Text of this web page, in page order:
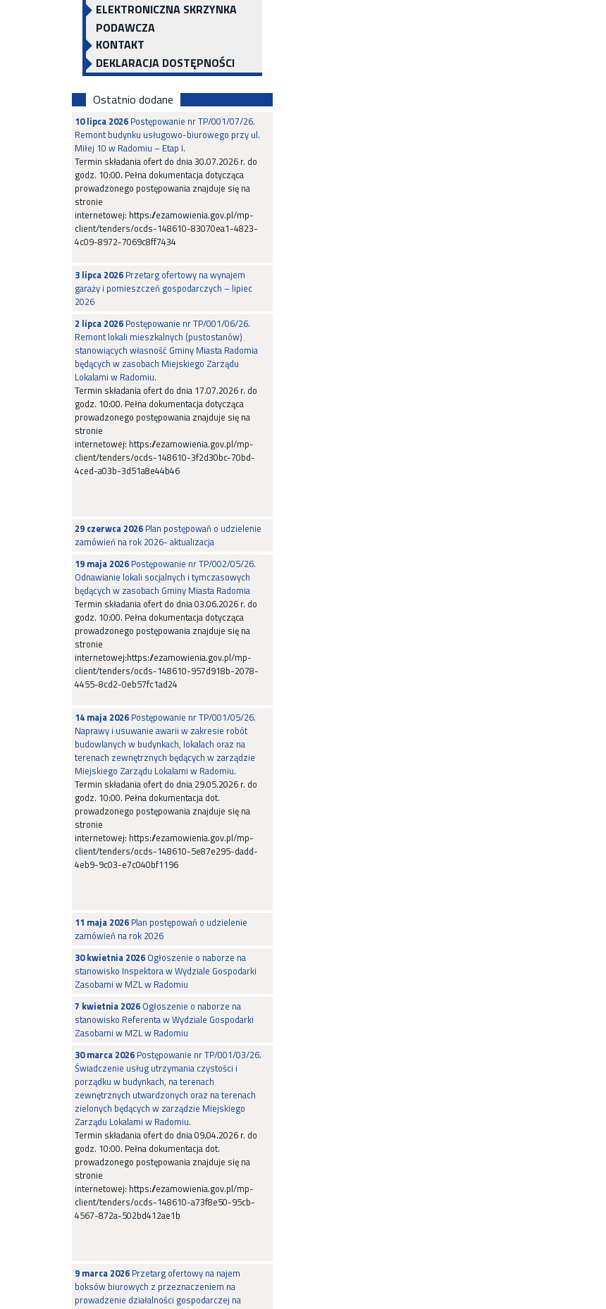
ELEKTRONICZNA SKRZYNKA
PODAWCZA
KONTAKT
DEKLARACJA DOSTĘPNOŚCI
Ostatnio dodane
10 lipca 2026 Postępowanie nr TP/001/07/26.
Remont budynku usługowo-biurowego przy ul.
Miłej 10 w Radomiu – Etap I.
Termin składania ofert do dnia 30.07.2026 r. do
godz. 10:00. Pełna dokumentacja dotycząca
prowadzonego postępowania znajduje się na
stronie
internetowej: https://ezamowienia.gov.pl/mp-
client/tenders/ocds-148610-83070ea1-4823-
4c09-8972-7069c8ff7434
3 lipca 2026 Przetarg ofertowy na wynajem
garaży i pomieszczeń gospodarczych – lipiec
2026
2 lipca 2026 Postępowanie nr TP/001/06/26.
Remont lokali mieszkalnych (pustostanów)
stanowiących własność Gminy Miasta Radomia
będących w zasobach Miejskiego Zarządu
Lokalami w Radomiu.
Termin składania ofert do dnia 17.07.2026 r. do
godz. 10:00. Pełna dokumentacja dotycząca
prowadzonego postępowania znajduje się na
stronie
internetowej: https://ezamowienia.gov.pl/mp-
client/tenders/ocds-148610-3f2d30bc-70bd-
4ced-a03b-3d51a8e44b46
29 czerwca 2026 Plan postępowań o udzielenie
zamówień na rok 2026- aktualizacja
19 maja 2026 Postępowanie nr TP/002/05/26.
Odnawianie lokali socjalnych i tymczasowych
będących w zasobach Gminy Miasta Radomia
Termin składania ofert do dnia 03.06.2026 r. do
godz. 10:00. Pełna dokumentacja dotycząca
prowadzonego postępowania znajduje się na
stronie
internetowej:https://ezamowienia.gov.pl/mp-
client/tenders/ocds-148610-957d918b-2078-
4455-8cd2-0eb57fc1ad24
14 maja 2026 Postępowanie nr TP/001/05/26.
Naprawy i usuwanie awarii w zakresie robót
budowlanych w budynkach, lokalach oraz na
terenach zewnętrznych będących w zarządzie
Miejskiego Zarządu Lokalami w Radomiu.
Termin składania ofert do dnia 29.05.2026 r. do
godz. 10:00. Pełna dokumentacja dot.
prowadzonego postępowania znajduje się na
stronie
internetowej: https://ezamowienia.gov.pl/mp-
client/tenders/ocds-148610-5e87e295-dadd-
4eb9-9c03-e7c040bf1196
11 maja 2026 Plan postępowań o udzielenie
zamówień na rok 2026
30 kwietnia 2026 Ogłoszenie o naborze na
stanowisko Inspektora w Wydziale Gospodarki
Zasobami w MZL w Radomiu
7 kwietnia 2026 Ogłoszenie o naborze na
stanowisko Referenta w Wydziale Gospodarki
Zasobami w MZL w Radomiu
30 marca 2026 Postępowanie nr TP/001/03/26.
Świadczenie usług utrzymania czystości i
porządku w budynkach, na terenach
zewnętrznych utwardzonych oraz na terenach
zielonych będących w zarządzie Miejskiego
Zarządu Lokalami w Radomiu.
Termin składania ofert do dnia 09.04.2026 r. do
godz. 10:00. Pełna dokumentacja dot.
prowadzonego postępowania znajduje się na
stronie
internetowej: https://ezamowienia.gov.pl/mp-
client/tenders/ocds-148610-a73f8e50-95cb-
4567-872a-502bd412ae1b
9 marca 2026 Przetarg ofertowy na najem
boksów biurowych z przeznaczeniem na
prowadzenie działalności gospodarczej na